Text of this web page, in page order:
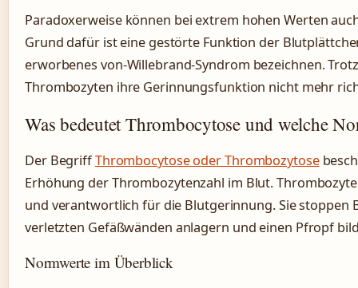
Paradoxerweise können bei extrem hohen Werten
Grund dafür ist eine gestörte Funktion der
erworbenes von-Willebrand-Syndrom bezeichnen.
Thrombozyten ihre Gerinnungsfunktion nicht mehr
Was bedeutet Thrombocytose und welche
Der BegriffThrombocytose oder Thrombozytose
Erhöhung der Thrombozytenzahl im Blut.
und verantwortlich für die Blutgerinnung. Sie stoppen
verletzten Gefäßwänden anlagern und einen Pfropf
Normwerte im Überblick